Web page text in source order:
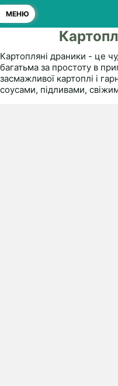
МЕНЮ
Картопляні драники - це
багатьма за простоту в
засмажливої картоплі і
соусами, підливами,